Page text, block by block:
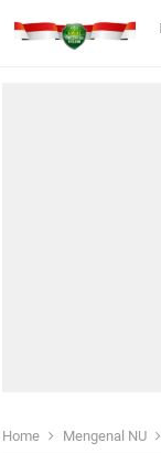
Home Mengenal NU